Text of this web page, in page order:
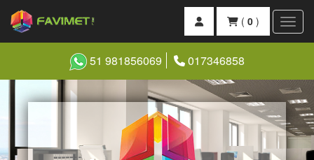
( 0 )
51 981856069 017346858